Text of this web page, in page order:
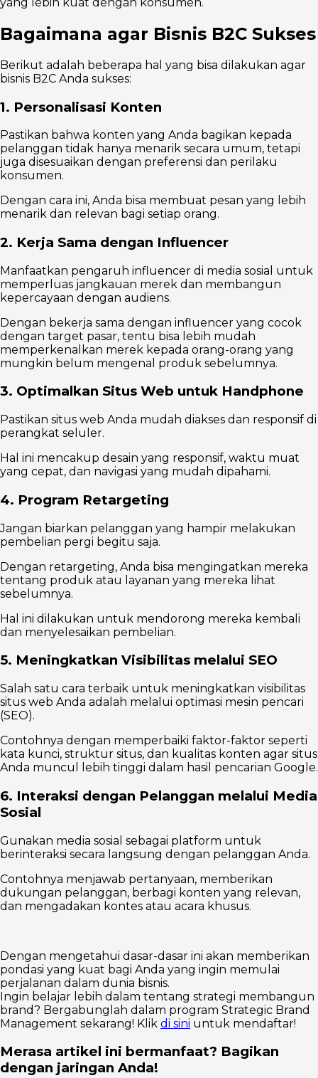
Bagaimana agar Bisnis B2C Sukses
Berikut adalah beberapa hal yang bisa dilakukan agar
bisnis B2C Anda sukses:
1. Personalisasi Konten
Pastikan bahwa konten yang Anda bagikan kepada
pelanggan tidak hanya menarik secara umum, tetapi
juga disesuaikan dengan preferensi dan perilaku
konsumen.
Dengan cara ini, Anda bisa membuat pesan yang lebih
menarik dan relevan bagi setiap orang.
2. Kerja Sama dengan Influencer
Manfaatkan pengaruh influencer di media sosial untuk
memperluas jangkauan merek dan membangun
kepercayaan dengan audiens.
Dengan bekerja sama dengan influencer yang cocok
dengan target pasar, tentu bisa lebih mudah
memperkenalkan merek kepada orang-orang yang
mungkin belum mengenal produk sebelumnya.
3. Optimalkan Situs Web untuk Handphone
Pastikan situs web Anda mudah diakses dan responsif di
perangkat seluler.
Hal ini mencakup desain yang responsif, waktu muat
yang cepat, dan navigasi yang mudah dipahami.
4. Program Retargeting
Jangan biarkan pelanggan yang hampir melakukan
pembelian pergi begitu saja.
Dengan retargeting, Anda bisa mengingatkan mereka
tentang produk atau layanan yang mereka lihat
sebelumnya.
Hal ini dilakukan untuk mendorong mereka kembali
dan menyelesaikan pembelian.
5. Meningkatkan Visibilitas melalui SEO
Salah satu cara terbaik untuk meningkatkan visibilitas
situs web Anda adalah melalui optimasi mesin pencari
(SEO).
Contohnya dengan memperbaiki faktor-faktor seperti
kata kunci, struktur situs, dan kualitas konten agar situs
Anda muncul lebih tinggi dalam hasil pencarian Google.
6. Interaksi dengan Pelanggan melalui Media
Sosial
Gunakan media sosial sebagai platform untuk
berinteraksi secara langsung dengan pelanggan Anda.
Contohnya menjawab pertanyaan, memberikan
dukungan pelanggan, berbagi konten yang relevan,
dan mengadakan kontes atau acara khusus.
Dengan mengetahui dasar-dasar ini akan memberikan
pondasi yang kuat bagi Anda yang ingin memulai
perjalanan dalam dunia bisnis.
Ingin belajar lebih dalam tentang strategi membangun
brand? Bergabunglah dalam program Strategic Brand
Management sekarang! Klik di sini untuk mendaftar!
Merasa artikel ini bermanfaat? Bagikan
dengan jaringan Anda!